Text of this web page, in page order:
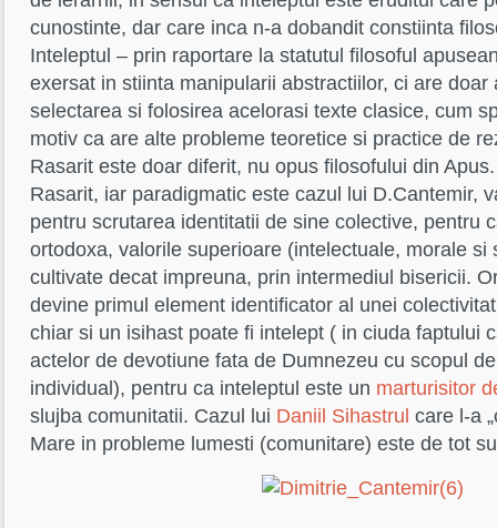
cunostinte, dar care inca n-a dobandit constiinta
Inteleptul – prin raportare la statutul filosoful
exersat in stiinta manipularii abstractiilor, ci are doar
selectarea si folosirea acelorasi texte clasice, cum
motiv ca are alte probleme teoretice si practice de
Rasarit este doar diferit, nu opus filosofului din
Rasarit, iar paradigmatic este cazul lui D.Cantemir,
pentru scrutarea identitatii de sine colective, pentru
ortodoxa, valorile superioare (intelectuale, morale si
cultivate decat impreuna, prin intermediul bisericii.
devine primul element identificator al unei
chiar si un isihast poate fi intelept ( in ciuda faptului
actelor de devotiune fata de Dumnezeu cu scopul
individual), pentru ca inteleptul este un marturisitor
slujba comunitatii. Cazul lui Daniil Sihastrul care l-a
Mare in probleme lumesti (comunitare) este de tot